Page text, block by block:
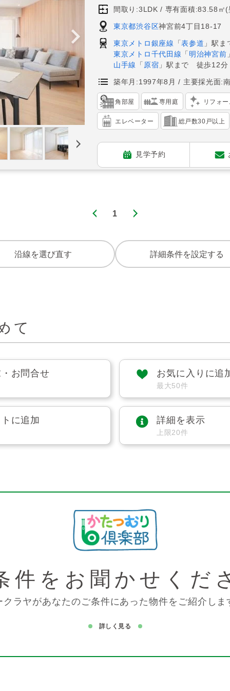
間取り:3LDK 専有面積:83.58㎡(
東京都渋谷区神宮前4丁目18-17
東京メトロ銀座線 「表参道 」駅
東京メトロ千代田線 「 明治神宮前
山手線
「 原宿 」駅まで 徒歩12分
築年月:1997年8月 主要採光面:
角部屋 専用庭 リフォ
エレベーター 総戸数30戸以上
見学予約
1
沿線を選び直す 詳細条件を設定する
て
お問合せ お気に入りに追
最大50件
に追加 詳細を表示
上限20件
件を お聞かせくだ
クラヤがあなたのご条件にあった物件をご紹介しま
詳しく見る